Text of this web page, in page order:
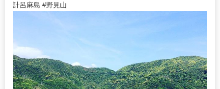
計呂麻島 #野見山